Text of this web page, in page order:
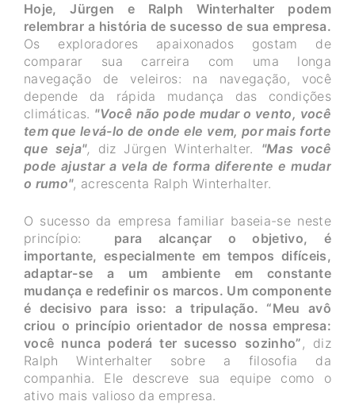
Hoje, Jürgen e Ralph Winterhalter podem
relembrar a história de sucesso de sua empresa.
Os exploradores apaixonados gostam de
comparar sua carreira com uma longa
navegação de veleiros: na navegação, você
depende da rápida mudança das condições
climáticas. "Você não pode mudar o vento, você
tem que levá-lo de onde ele vem, por mais forte
que seja", diz Jürgen Winterhalter.
"Mas você
pode ajustar a vela de forma diferente e mudar
o rumo", acrescenta Ralph Winterhalter.
O sucesso da empresa familiar baseia-se neste
princípio:
para alcançar o objetivo, é
importante, especialmente em tempos difíceis,
adaptar-se a um ambiente em constante
mudança e redefinir os marcos. Um componente
é decisivo para isso: a tripulação. “Meu avô
criou o princípio orientador de nossa empresa:
você nunca poderá ter sucesso sozinho”, diz
Ralph Winterhalter sobre a filosofia da
companhia. Ele descreve sua equipe como o
ativo mais valioso da empresa.